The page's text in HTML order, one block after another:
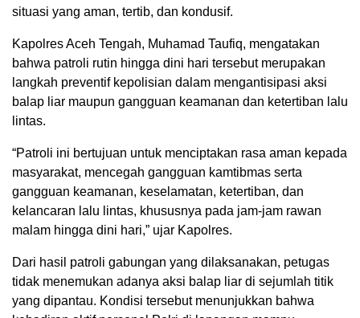
situasi yang aman, tertib, dan kondusif.
Kapolres Aceh Tengah, Muhamad Taufiq, mengatakan
bahwa patroli rutin hingga dini hari tersebut merupakan
langkah preventif kepolisian dalam mengantisipasi aksi
balap liar maupun gangguan keamanan dan ketertiban lalu
lintas.
“Patroli ini bertujuan untuk menciptakan rasa aman kepada
masyarakat, mencegah gangguan kamtibmas serta
gangguan keamanan, keselamatan, ketertiban, dan
kelancaran lalu lintas, khususnya pada jam-jam rawan
malam hingga dini hari,” ujar Kapolres.
Dari hasil patroli gabungan yang dilaksanakan, petugas
tidak menemukan adanya aksi balap liar di sejumlah titik
yang dipantau. Kondisi tersebut menunjukkan bahwa